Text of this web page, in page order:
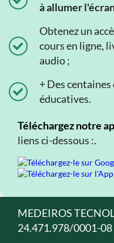
à allumer
Obtenez un
cours en ligne,
audio ;
+ Des
éducatives.
Téléchargez notre
liens ci-dessous :.
MEDEIROS
24.471.978/0001-08